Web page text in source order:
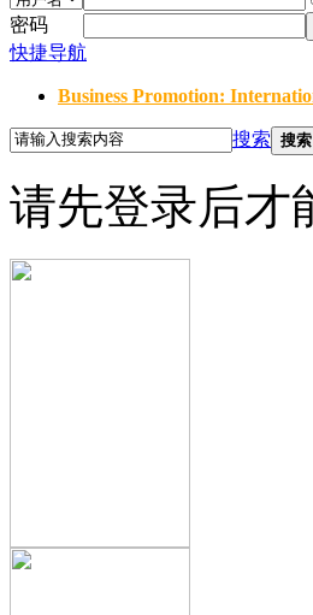
密码
快捷导航
Business Promotion:
搜索 搜索
请先登录后才